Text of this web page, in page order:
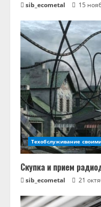
sib_ecometal 15
Техобслуживание
Скупка и прием
sib_ecometal 21